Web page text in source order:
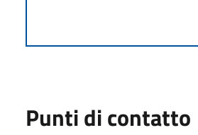
Punti di contatto